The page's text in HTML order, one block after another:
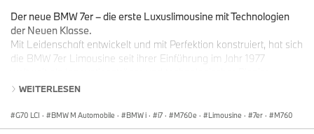
Der neue BMW 7er – die erste Luxuslimousine mit Technologien
der Neuen Klasse.
Mit Leidenschaft entwickelt und mit Perfektion konstruiert, hat sich
die BMW 7er Limousine seit ihrer Einführung im Jahr 1977
etabliert. Jede Generation hat ihrer Zeit neue Impulse gegeben –
Bedienkonzepte bis hin zu digitalen Welten, die Maßstäbe setzen.
Diese Zukunftsausrichtung kennzeichnet die BMW 7er Limousine
WEITERLESEN
G70 LCI · BMW M Automobile · BMW i · i7 · M760e · Limousine · 7er · M760